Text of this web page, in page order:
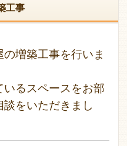
工事
増築工事を行いま
るスペースをお部
をいただきまし